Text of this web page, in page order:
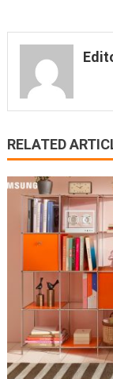
RELATED